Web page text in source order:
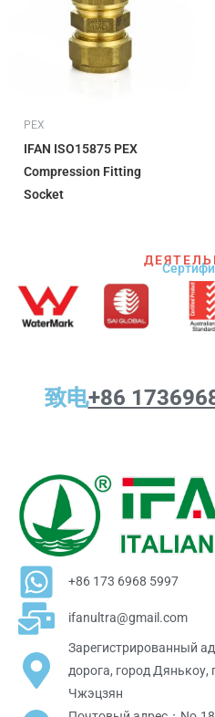
PEX
IFAN ISO15875 PEX
Compression Fitting
Socket
致电+86
+86 173 6968 5997
ifanultra@gmail.com
Зарегистрированный
дорога, город
Чжэцзян